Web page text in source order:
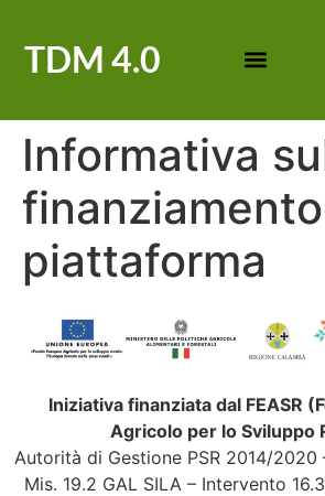
TDM 4.0
Informativa
piattaforma
Iniziativa finanziata dal FEASR
Agricolo per lo Sviluppo
Autorità di Gestione PSR 2014/2020
Mis. 19.2 GAL SILA – Intervento